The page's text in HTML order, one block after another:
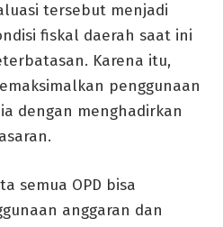
tersebut menjadi
fiskal daerah saat ini
Karena itu,
penggunaan
dengan menghadirkan
semua OPD bisa
anggaran dan